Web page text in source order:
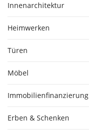
Innenarchitektur
Heimwerken
Türen
Möbel
Immobilienfinanzierung
Erben & Schenken